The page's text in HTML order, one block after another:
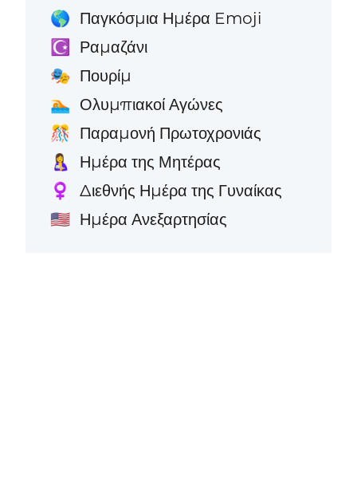
🌎 Παγκόσμια Ημέρα Emoji
☪️ Ραμαζάνι
🎭 Πουρίμ
🏊 Ολυμπιακοί Αγώνες
🎊 Παραμονή Πρωτοχρονιάς
🤱 Ημέρα της Μητέρας
♀️ Διεθνής Ημέρα της Γυναίκας
🇺🇸 Ημέρα Ανεξαρτησίας